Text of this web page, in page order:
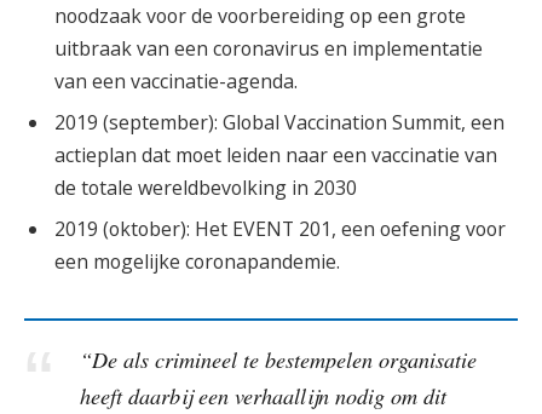
noodzaak voor de voorbereiding op een grote
uitbraak van een coronavirus en implementatie
van een vaccinatie-agenda.
2019 (september): Global Vaccination Summit, een
actieplan dat moet leiden naar een vaccinatie van
de totale wereldbevolking in 2030
2019 (oktober): Het EVENT 201, een oefening voor
een mogelijke coronapandemie.
“De als crimineel te bestempelen organisatie
heeft daarbij een verhaallijn nodig om dit